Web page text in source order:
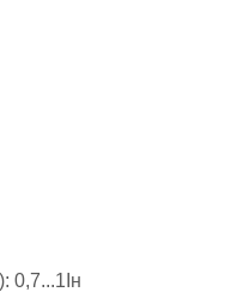
0,7...1Iн